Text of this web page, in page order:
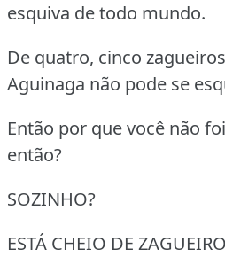
esquiva de todo mundo.
De quatro, cinco
Aguinaga não pode se
Então por que você não
então?
SOZINHO?
ESTÁ CHEIO DE